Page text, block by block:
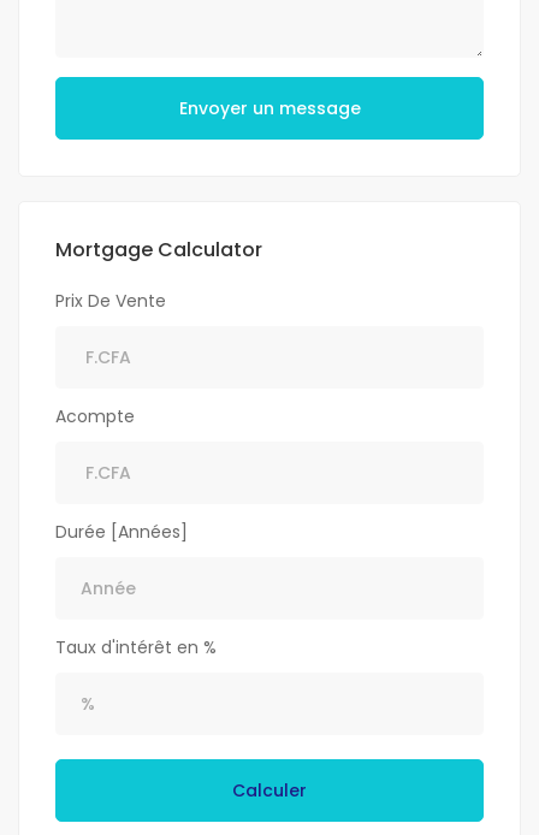
Envoyer un message
Mortgage Calculator
Prix De Vente
Acompte
Durée [Années]
Taux d'intérêt en %
Calculer